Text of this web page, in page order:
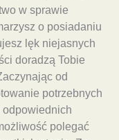
w sprawie
o posiadaniu
lęk niejasnych
doradzą Tobie
od
potrzebnych
polegać